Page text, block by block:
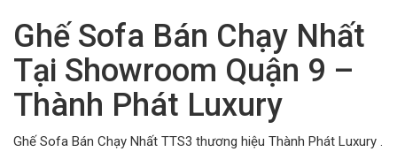
Ghế Sofa Bán Chạy Nhất
Tại Showroom Quận 9 –
Thành Phát Luxury
Ghế Sofa Bán Chạy Nhất TTS3 thương hiệu Thành Phát Luxury .